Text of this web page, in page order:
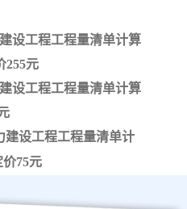
设工程工程量清单计算
255元
设工程工程量清单计算
建设工程工程量清单计
75元
深圳市建设工程消耗量定
额
河南省建设工程预算定额
2020民法典